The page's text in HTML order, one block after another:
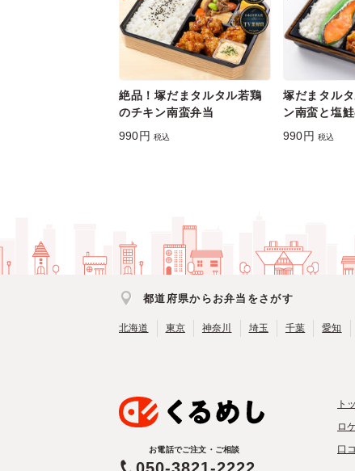
絶品！塚だまタルタル若鶏
のチキン南蛮弁当
990円 税込
塚だまタル
ン南蛮と塩
990円 税込
都道府県からお弁当をさがす
北海道 東京 神奈川 埼玉 千葉 愛知
お電話でご注文・ご相談
ト
ロ
口